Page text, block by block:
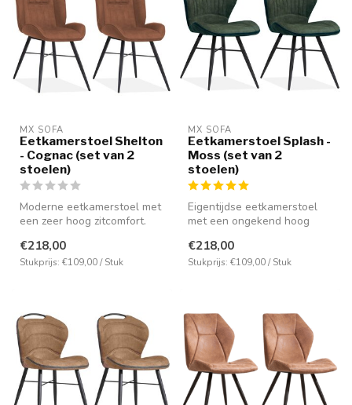
MX SOFA
Eetkamerstoel Shelton
- Cognac (set van 2
stoelen)
Moderne eetkamerstoel met
een zeer hoog zitcomfort.
st...
€218,00
Stukprijs: €109,00 / Stuk
MX SOFA
Eetkamerstoel Splash -
Moss (set van 2
stoelen)
Eigentijdse eetkamerstoel
met een ongekend hoog
nieu...
€218,00
Stukprijs: €109,00 / Stuk